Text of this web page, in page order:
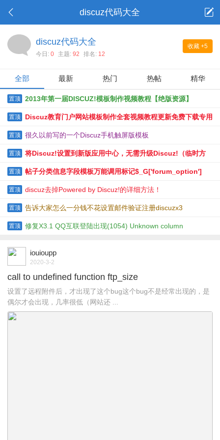
discuz代码大全
收藏 +5
discuz代码大全
今日: 0 主题: 92 排名: 12
全部 最新 热门 热帖 精华
置顶 2013年第一届DISCUZ!模板制作视频教程【绝版资源】
置顶 Discuz教育门户网站模板制作全套视频教程更新免费下载专用
贴
置顶 很久以前写的一个Discuz手机触屏版模板
置顶 将Discuz!设置到新版应用中心，无需升级Discuz!（临时方
案)
置顶 帖子分类信息字段模板万能调用标记$_G['forum_option']
置顶 discuz去掉Powered by Discuz!的详细方法！
置顶 告诉大家怎么一分钱不花设置邮件验证注册discuzx3
置顶 修复X3.1 QQ互联登陆出现(1054) Unknown column
iouioupp
2020-3-2
call to undefined function ftp_size
设置了远程附件后，才出现了这个bug这个bug不是经常出现的，是
偶尔才会出现，几率很低（网站还 ...